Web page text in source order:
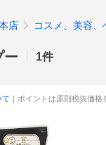
店 コスメ、美容、
ー 1件
て ｜ポイントは原則税抜価